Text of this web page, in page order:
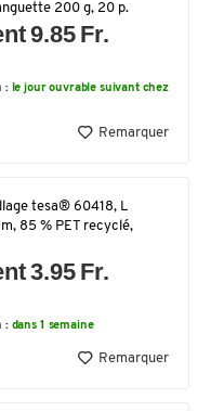
200 g, 20 p.
9.85 Fr.
: le jour ouvrable suivant chez
Remarquer
tesa® 60418, L
85 % PET recyclé,
3.95 Fr.
: dans 1 semaine
Remarquer